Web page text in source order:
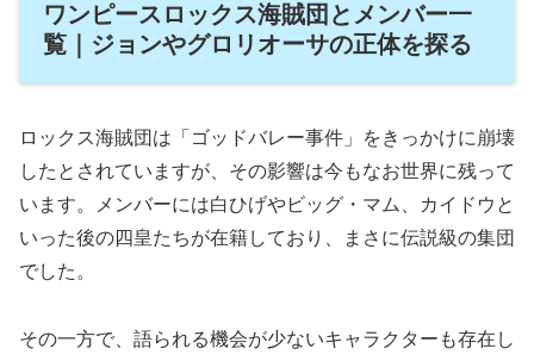
ワンピースロックス海賊団とメンバー一
覧｜ジョンやグロリオーサの正体を探る
ロックス海賊団は「ゴッドバレー事件」をきっかけに崩壊
したとされていますが、その影響は今もなお世界に残って
います。メンバーには白ひげやビッグ・マム、カイドウと
いった後の四皇たちが在籍しており、まさに伝説級の集団
でした。
その一方で、語られる機会が少ないキャラクターも存在し